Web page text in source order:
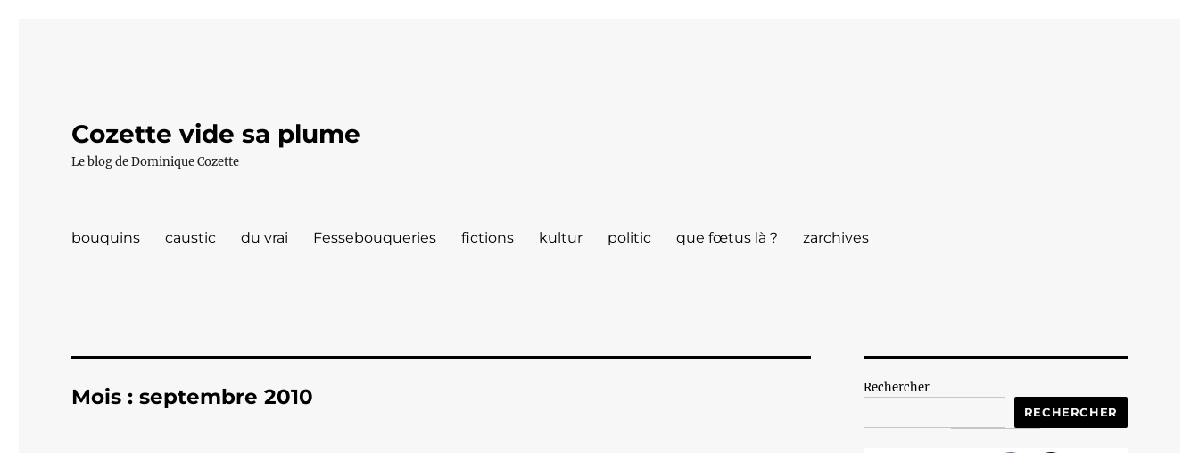
Cozette vide sa plume
Le blog de Dominique Cozette
bouquins caustic du vrai Fessebouqueries fictions kultur politic que fœtus là ? zarchives
Mois :septembre 2010 Rechercher
RECHERCHER